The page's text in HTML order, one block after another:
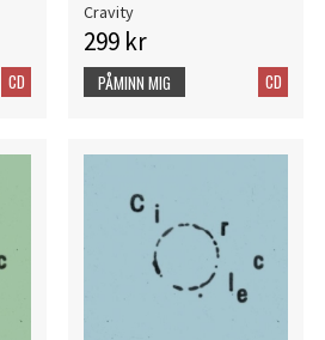
CD
Cravity
299 kr
CD
PÅMINN MIG